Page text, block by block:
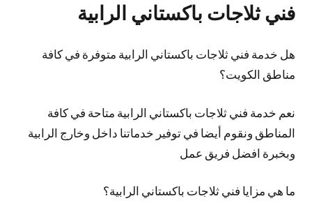
فني ثلاجات باكستاني الرابية
هل خدمة فني ثلاجات باكستاني الرابية متوفرة في كافة
مناطق الكويت؟
نعم خدمة فني ثلاجات باكستاني الرابية متاحة في كافة
المناطق ونقوم أيضا في توفير خدماتنا داخل وخارج الرابية
وبخبرة افضل فريق عمل
ما هي مزايا فني ثلاجات باكستاني الرابية؟